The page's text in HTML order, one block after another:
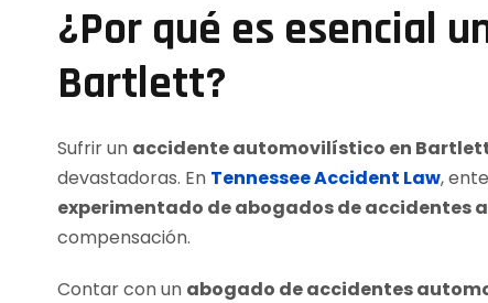
¿Por qué es esencial
Bartlett?
Sufrir un accidente automovilístico en
devastadoras. En Tennessee Accident Law,
experimentado de abogados de accidentes
compensación.
Contar con un abogado de accidentes